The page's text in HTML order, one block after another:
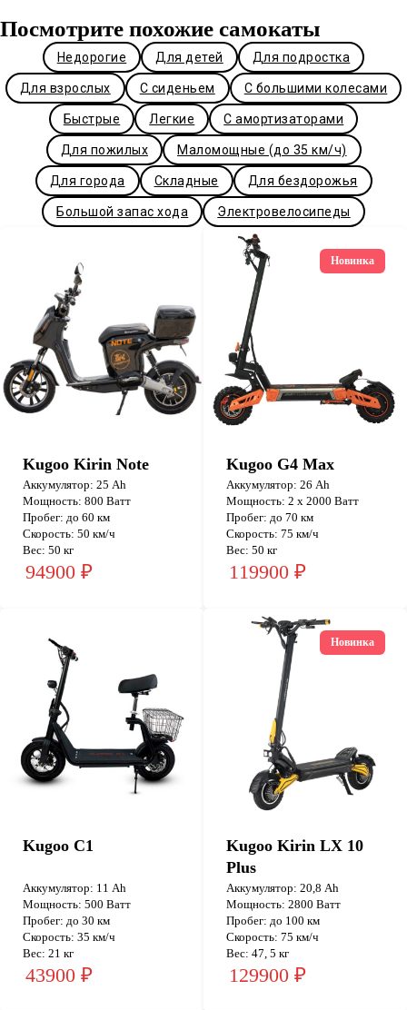
Посмотрите похожие самокаты
Недорогие Для детей Для подростка
Для взрослых С сиденьем С большими колесами
Быстрые Легкие С амортизаторами
Для пожилых Маломощные (до 35 км/ч)
Для города Складные Для бездорожья
Большой запас хода Электровелосипеды
Kugoo Kirin Note
Аккумулятор: 25 Ah
Мощность: 800 Ватт
Пробег: до 60 км
Скорость: 50 км/ч
Вес: 50 кг
94900 ₽
Новинка
Kugoo G4 Max
Аккумулятор: 26 Аh
Мощность: 2 x 2000 Ватт
Пробег: до 70 км
Скорость: 75 км/ч
Вес: 50 кг
119900 ₽
Kugoo C1
Аккумулятор: 11 Ah
Мощность: 500 Ватт
Пробег: до 30 км
Скорость: 35 км/ч
Вес: 21 кг
43900 ₽
Новинка
Kugoo Kirin LX 10
Plus
Аккумулятор: 20,8 Ah
Мощность: 2800 Ватт
Пробег: до 100 км
Скорость: 75 км/ч
Вес: 47, 5 кг
129900 ₽